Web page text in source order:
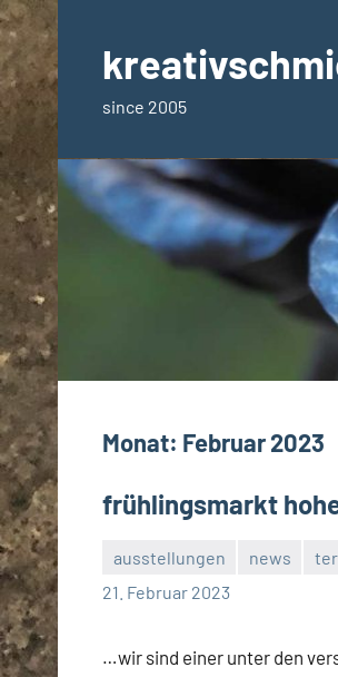
springen
since 2005
Monat: Februar 2023
frühlingsmarkt
ausstellungen news
21. Februar 2023
rene
…wir sind einer unter den